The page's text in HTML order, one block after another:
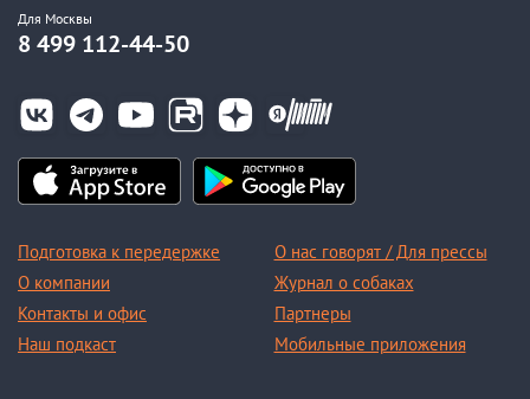
Для Москвы
8 499 112-44-50
Подготовка к передержке
О компании
Контакты и офис
Наш подкаст
О нас говорят / Для прессы
Журнал о собаках
Партнеры
Мобильные приложения